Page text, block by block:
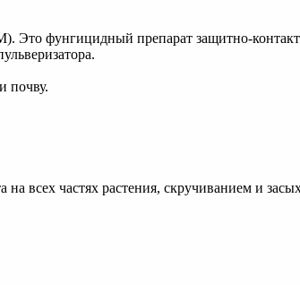
фунгицидный препарат защитно-
почву.
на всех частях растения, скручиванием и